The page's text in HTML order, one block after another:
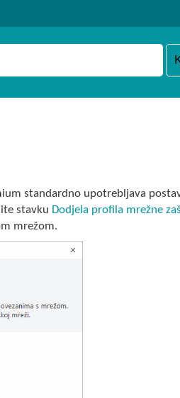
standardno upotrebljava
stavku Dodjela profila mrežne
mrežom.